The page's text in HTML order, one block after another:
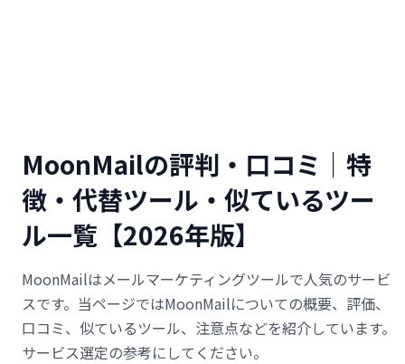
MoonMailの評判・口コミ｜特
徴・代替ツール・似ているツー
ル一覧【2026年版】
MoonMailはメールマーケティングツールで人気のサービ
スです。当ページではMoonMailについての概要、評価、
口コミ、似ているツール、注意点などを紹介しています。
サービス選定の参考にしてください。